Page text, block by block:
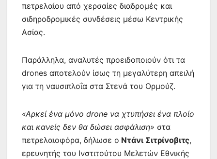
πετρελαίου από χερσαίες διαδρομές και
σιδηροδρομικές συνδέσεις μέσω Κεντρικής
Ασίας.
Παράλληλα, αναλυτές προειδοποιούν ότι τα
drones αποτελούν ίσως τη μεγαλύτερη απειλή
για τη ναυσιπλοΐα στα Στενά του Ορμούζ.
«Αρκεί ένα μόνο drone να χτυπήσει ένα πλοίο
και κανείς δεν θα δώσει ασφάλιση» στα
πετρελαιοφόρα, δήλωσε ο Ντάνι Σιτρίνοβιτς,
ερευνητής του Ινστιτούτου Μελετών Εθνικής